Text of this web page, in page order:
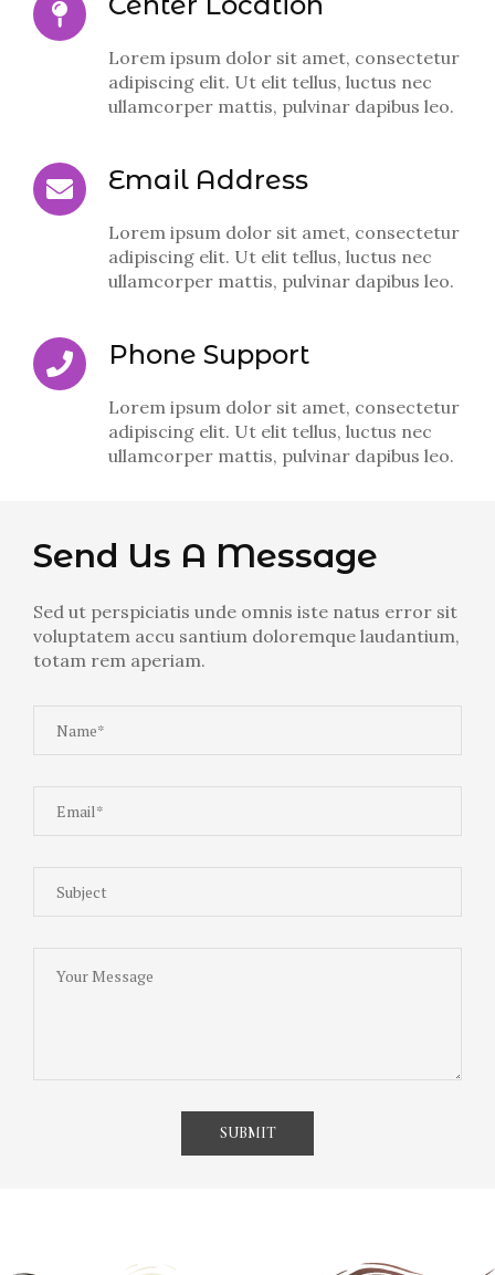
Lorem ipsum dolor sit amet, consectetur
adipiscing elit. Ut elit tellus, luctus nec
ullamcorper mattis, pulvinar dapibus leo.
Email Address
Lorem ipsum dolor sit amet, consectetur
adipiscing elit. Ut elit tellus, luctus nec
ullamcorper mattis, pulvinar dapibus leo.
Phone Support
Lorem ipsum dolor sit amet, consectetur
adipiscing elit. Ut elit tellus, luctus nec
ullamcorper mattis, pulvinar dapibus leo.
Send Us A Message
Sed ut perspiciatis unde omnis iste natus error sit
voluptatem accu santium doloremque laudantium,
totam rem aperiam.